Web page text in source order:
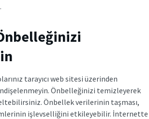
tarayıcı web sitesi üzerinden
Önbelleğinizi temizleyerek
Önbellek verilerinin taşması,
işlevselliğini etkileyebilir. İnternette